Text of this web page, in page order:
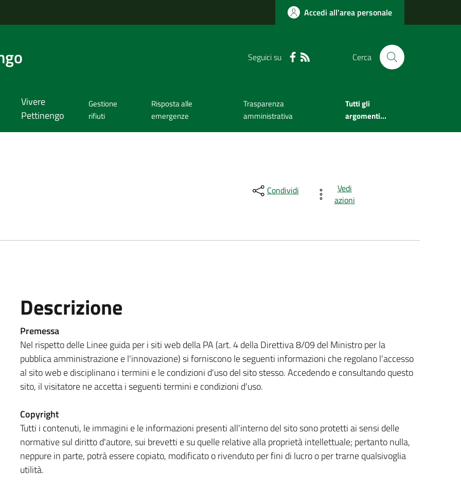
Accedi all'area personale
Seguici su Cerca
Vivere
Pettinengo
Gestione
rifiuti
Risposta alle
emergenze
Trasparenza
amministrativa
Tutti gli
argomenti...
Condividi
Vedi
azioni
Descrizione
Premessa
Nel rispetto delle Linee guida per i siti web della PA (art. 4 della Direttiva 8/09 del Ministro per la
pubblica amministrazione e l'innovazione) si forniscono le seguenti informazioni che regolano l'accesso
al sito web e disciplinano i termini e le condizioni d'uso del sito stesso. Accedendo e consultando questo
sito, il visitatore ne accetta i seguenti termini e condizioni d'uso.
Copyright
Tutti i contenuti, le immagini e le informazioni presenti all'interno del sito sono protetti ai sensi delle
normative sul diritto d'autore, sui brevetti e su quelle relative alla proprietà intellettuale; pertanto nulla,
neppure in parte, potrà essere copiato, modificato o rivenduto per fini di lucro o per trarne qualsivoglia
utilità.